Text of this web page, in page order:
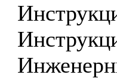
Инстру
Ин